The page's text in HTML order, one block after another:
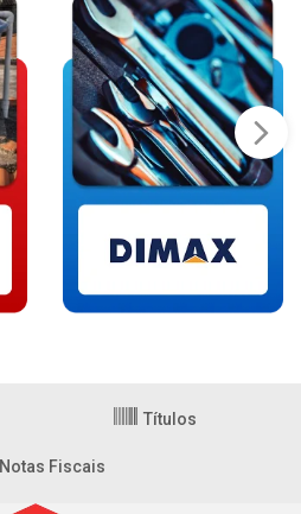
Títulos
Notas Fiscais